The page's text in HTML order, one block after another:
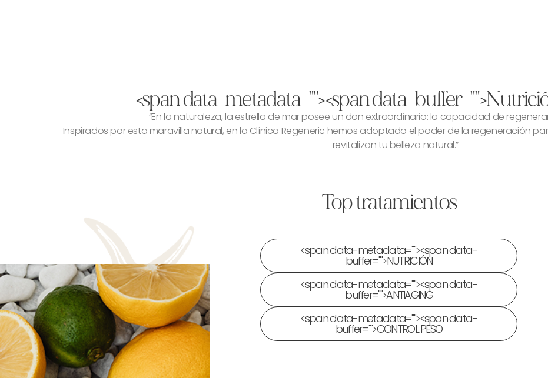
<span data-metadata=""><span data-buffer="
“En la naturaleza, la estrella de mar posee un don extraordinario: la capacidad de
Inspirados por esta maravilla natural, en la Clínica Regeneric hemos adoptado el poder de la regeneración
revitalizan tu belleza natural.”
Top tratamientos
<span data-metadata=""><span data-
buffer="">NUTRICIÓN
<span data-metadata=""><span data-
buffer="">ANTIAGING
<span data-metadata=""><span data-
buffer="">CONTROL PESO